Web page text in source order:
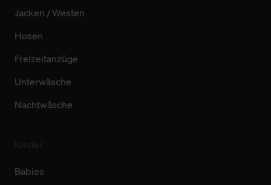
Jacken / Westen
Hosen
Freizeitanzüge
Unterwäsche
Nachtwäsche
Babies